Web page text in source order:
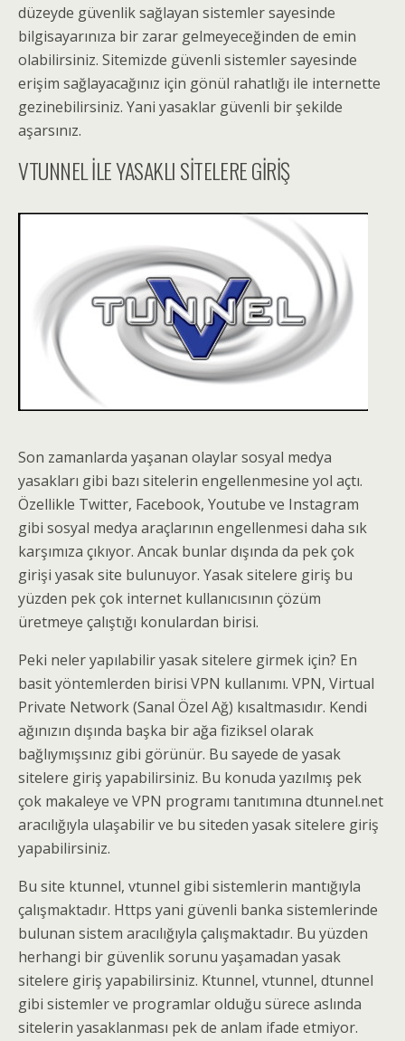
düzeyde güvenlik sağlayan sistemler sayesinde
bilgisayarınıza bir zarar gelmeyeceğinden de emin
olabilirsiniz. Sitemizde güvenli sistemler sayesinde
erişim sağlayacağınız için gönül rahatlığı ile internette
gezinebilirsiniz. Yani yasaklar güvenli bir şekilde
aşarsınız.
VTUNNEL İLE YASAKLI SİTELERE GİRİŞ
Son zamanlarda yaşanan olaylar sosyal medya
yasakları gibi bazı sitelerin engellenmesine yol açtı.
Özellikle Twitter, Facebook, Youtube ve Instagram
gibi sosyal medya araçlarının engellenmesi daha sık
karşımıza çıkıyor. Ancak bunlar dışında da pek çok
girişi yasak site bulunuyor. Yasak sitelere giriş bu
yüzden pek çok internet kullanıcısının çözüm
üretmeye çalıştığı konulardan birisi.
Peki neler yapılabilir yasak sitelere girmek için? En
basit yöntemlerden birisi VPN kullanımı. VPN, Virtual
Private Network (Sanal Özel Ağ) kısaltmasıdır. Kendi
ağınızın dışında başka bir ağa fiziksel olarak
bağlıymışsınız gibi görünür. Bu sayede de yasak
sitelere giriş yapabilirsiniz. Bu konuda yazılmış pek
çok makaleye ve VPN programı tanıtımına dtunnel.net
aracılığıyla ulaşabilir ve bu siteden yasak sitelere giriş
yapabilirsiniz.
Bu site ktunnel, vtunnel gibi sistemlerin mantığıyla
çalışmaktadır. Https yani güvenli banka sistemlerinde
bulunan sistem aracılığıyla çalışmaktadır. Bu yüzden
herhangi bir güvenlik sorunu yaşamadan yasak
sitelere giriş yapabilirsiniz. Ktunnel, vtunnel, dtunnel
gibi sistemler ve programlar olduğu sürece aslında
sitelerin yasaklanması pek de anlam ifade etmiyor.